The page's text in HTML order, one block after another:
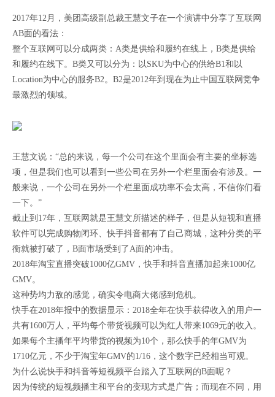
2017年12月，美团高级副总裁王慧文子在一个演讲中分享了互联网
AB面的看法：
整个互联网可以分成两类：A类是供给和履约在线上，B类是供给
和履约在线下。B类又可以分为：以SKU为中心的供给B1和以
Location为中心的服务B2。B2是2012年到现在为止中国互联网竞争
最激烈的领域。
王慧文说：“总的来说，每一个公司在这个里面会有主要的坐标选
项，但是我们也可以看到一些公司在另外一个栏里面会有涉及。一
般来说，一个公司在另外一个栏里面成功率不会太高，不信你们看
一下。”
截止到17年，互联网就是王慧文所描述的样子，但是从短视和直播
软件可以完成购物闭环、快手抖音都有了自己商城，这种分类的平
衡就被打破了，B面市场受到了A面的冲击。
2018年淘宝直播突破1000亿GMV，快手和抖音直播加起来1000亿
GMV。
这种势均力敌的感觉，确实令电商大佬感到危机。
快手在2018年报中的数据显示：2018全年在快手获得收入的用户一
共有1600万人，平均每个带货视频可以为红人带来1069元的收入。
如果每个主播年平均带货的视频为10个，那么快手的年GMV为
1710亿元，不少于淘宝年GMV的1/16，这个数字已经相当可观。
为什么说快手和抖音等短视频平台踏入了互联网的B面呢？
因为传统的短视频播主和平台的变现方式是广告；而现在不同，用